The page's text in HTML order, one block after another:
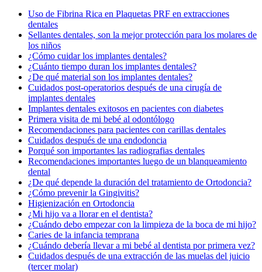
Uso de Fibrina Rica en Plaquetas PRF en extracciones
dentales
Sellantes dentales, son la mejor protección para los molares de
los niños
¿Cómo cuidar los implantes dentales?
¿Cuánto tiempo duran los implantes dentales?
¿De qué material son los implantes dentales?
Cuidados post-operatorios después de una cirugía de
implantes dentales
Implantes dentales exitosos en pacientes con diabetes
Primera visita de mi bebé al odontólogo
Recomendaciones para pacientes con carillas dentales
Cuidados después de una endodoncia
Porqué son importantes las radiografias dentales
Recomendaciones importantes luego de un blanqueamiento
dental
¿De qué depende la duración del tratamiento de Ortodoncia?
¿Cómo prevenir la Gingivitis?
Higienización en Ortodoncia
¿Mi hijo va a llorar en el dentista?
¿Cuándo debo empezar con la limpieza de la boca de mi hijo?
Caries de la infancia temprana
¿Cuándo debería llevar a mi bebé al dentista por primera vez?
Cuidados después de una extracción de las muelas del juicio
(tercer molar)